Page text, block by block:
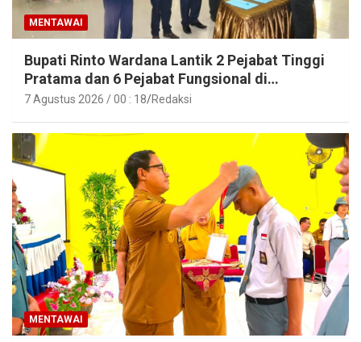
MENTAWAI
Bupati Rinto Wardana Lantik 2 Pejabat Tinggi
Pratama dan 6 Pejabat Fungsional di
Lingkungan Pemkab Kepulauan Mentawai
7 Agustus 2026 / 00 : 18 Redaksi
MENTAWAI